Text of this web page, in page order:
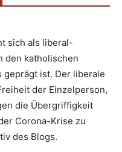
sich als liberal-
den katholischen
ist. Der liberale
der Einzelperson,
die Übergriffigkeit
Corona-Krise zu
des Blogs.